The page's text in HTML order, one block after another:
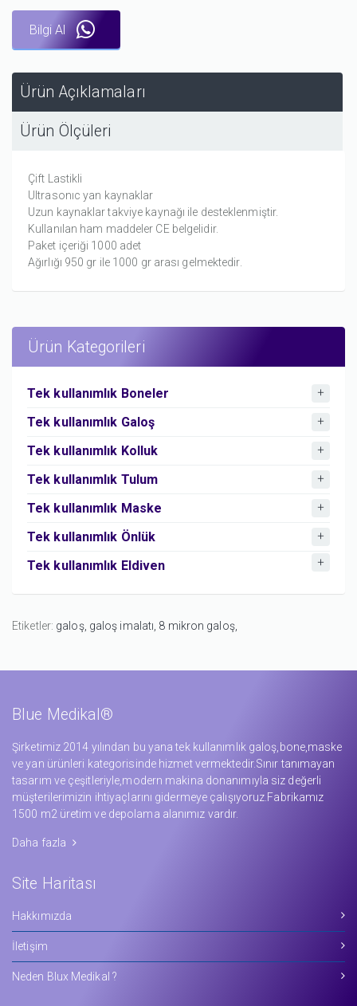
Bilgi Al
Ürün Açıklamaları
Ürün Ölçüleri
Çift Lastikli
Ultrasonıc yan kaynaklar
Uzun kaynaklar takviye kaynağı ile desteklenmiştir.
Kullanılan ham maddeler CE belgelidir.
Paket içeriği 1000 adet
Ağırlığı 950 gr ile 1000 gr arası gelmektedir.
Ürün Kategorileri
Tek kullanımlık Boneler
Tek kullanımlık Galoş
Tek kullanımlık Kolluk
Tek kullanımlık Tulum
Tek kullanımlık Maske
Tek kullanımlık Önlük
Tek kullanımlık Eldiven
Etiketler: galoş, galoş imalatı, 8 mikron galoş,
Blue Medikal®
Şirketimiz 2014 yılından bu yana tek kullanımlık galoş,bone,maske
ve yan ürünleri kategorisinde hizmet vermektedir.Sınır tanımayan
tasarım ve çeşitleriyle,modern makina donanımıyla siz değerli
müşterilerimizin ihtiyaçlarını gidermeye çalışıyoruz.Fabrikamız
1500 m2 üretim ve depolama alanımız vardır.
Daha fazla
Site Haritası
Hakkımızda
İletişim
Neden Blux Medikal ?